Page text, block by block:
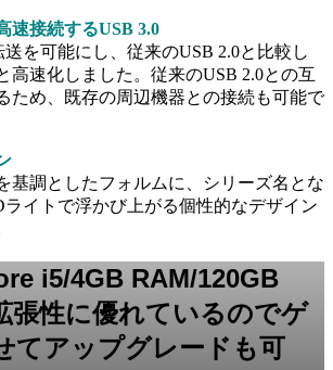
接続するUSB 3.0
送を可能にし、従来のUSB 2.0と比較し
高速化しました。従来のUSB 2.0との互
ため、既存の周辺機器との接続も可能で
基調としたフォルムに、シリーズ名とな
ライトで浮かび上がる個性的なデザイン
i5/4GB RAM/120GB
張性に優れているのでゲ
てアップグレードも可